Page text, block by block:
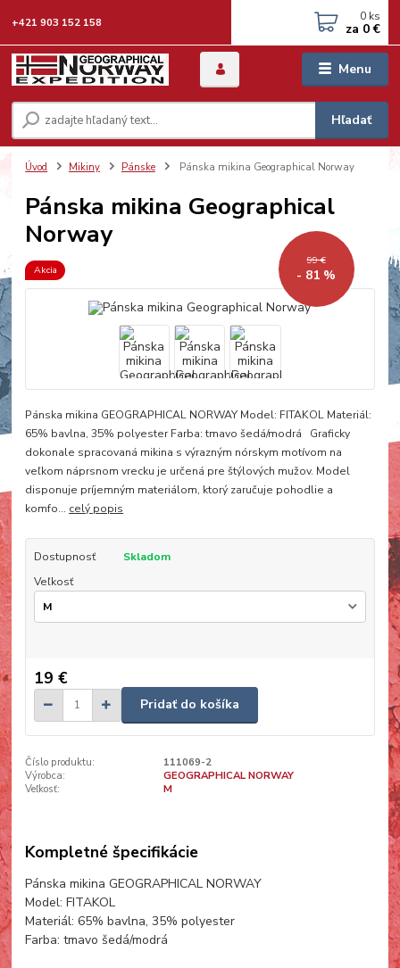
Menu
Hľadať
+421 903 152 158 0 ks
za 0 €
Úvod Mikiny Pánske Pánska mikina Geographical Norway
Pánska mikina Geographical
Norway
Akcia
99 €
- 81 %
Pánska mikina GEOGRAPHICAL NORWAY Model: FITAKOL Materiál:
65% bavlna, 35% polyester Farba: tmavo šedá/modrá Graficky
dokonale spracovaná mikina s výrazným nórskym motívom na
veľkom náprsnom vrecku je určená pre štýlových mužov. Model
disponuje príjemným materiálom, ktorý zaručuje pohodlie a
komfo... celý popis
Dostupnosť
Skladom
Veľkosť
19 €
Pridať do košíka
Číslo produktu:
111069-2
Výrobca:
GEOGRAPHICAL NORWAY
Veľkosť:
M
Kompletné špecifikácie
Pánska mikina GEOGRAPHICAL NORWAY
Model: FITAKOL
Materiál: 65% bavlna, 35% polyester
Farba: tmavo šedá/modrá